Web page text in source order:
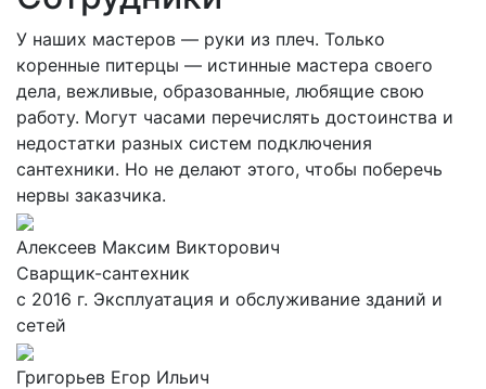
У наших мастеров — руки из плеч. Только
коренные питерцы — истинные мастера своего
дела, вежливые, образованные, любящие свою
работу. Могут часами перечислять достоинства и
недостатки разных систем подключения
сантехники. Но не делают этого, чтобы поберечь
нервы заказчика.
Алексеев Максим Викторович
Сварщик-сантехник
с 2016 г. Эксплуатация и обслуживание зданий и
сетей
Григорьев Егор Ильич